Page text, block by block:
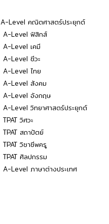
A-Level คณิตศาสตร์ประยุกต์
A-Level ฟิสิกส์
A-Level เคมี
A-Level ชีวะ
A-Level ไทย
A-Level สังคม
A-Level อังกฤษ
A-Level วิทยาศาสตร์ประยุกต์
TPAT วิศวะ
TPAT สถาปัตย์
TPAT วิชาชีพครู
TPAT ศิลปกรรม
A-Level ภาษาต่างประเทศ